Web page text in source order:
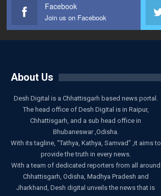
Facebook
Join us on Facebook
About Us
Desh Digital is a Chhattisgarh based news portal.
The head office of Desh Digital is in Raipur,
Chhattisgarh, and a sub head office in
Bhubaneswar ,Odisha.
With its tagline, “Tathya, Kathya, Samvad” ,it aims to
provide the truth in every news.
With a team of dedicated reporters from all around
Chhattisgarh, Odisha, Madhya Pradesh and
Jharkhand, Desh digital unveils the news that is